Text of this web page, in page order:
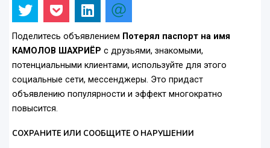
Поделитесь объявлением Потерял паспорт на имя
КАМОЛОВ ШАХРИЁР с друзьями, знакомыми,
потенциальными клиентами, используйте для этого
социальные сети, мессенджеры. Это придаст
объявлению популярности и эффект многократно
повысится.
СОХРАНИТЕ ИЛИ СООБЩИТЕ О НАРУШЕНИИ